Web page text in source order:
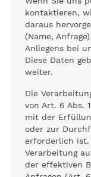
kontaktieren,
daraus
(Name,
Anliegens bei
Diese Daten
weiter.
Die
von Art. 6 Abs.
mit der
oder zur
erforderlich ist.
Verarbeitung
der effektiven